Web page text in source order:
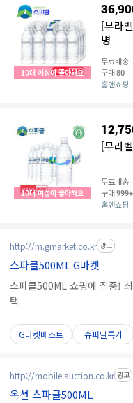
10대 여성이 좋아해요
[무라
병
무료배송
구매80
홈앤쇼핑
10대 여성이 좋아해요
[무라
무료배송
구매999+
홈앤쇼핑
http://m.gmarket.co.kr 광고
스파클500ML G마켓
스파클500ML 쇼핑에 집중!
택
G마켓베스트 슈퍼딜특가
http://mobile.auction.co.kr 광고
옥션 스파클500ML